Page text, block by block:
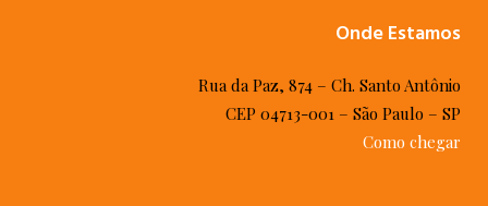
Onde Estamos
Rua da Paz, 874 – Ch. Santo Antônio
CEP 04713-001 – São Paulo – SP
Como chegar